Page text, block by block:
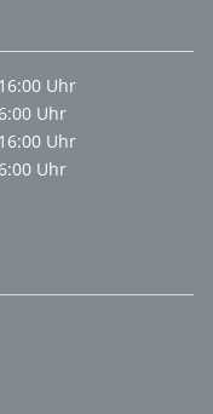
Uhr
Uhr
Uhr
Uhr